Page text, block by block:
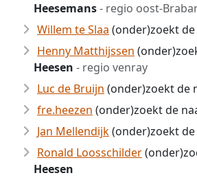
Heesemans- regio oost-
Willem te Slaa (onder)zoekt
Henny Matthijssen
Heesen - regio venray
Luc de Bruijn (onder)zoekt de
fre.heezen (onder)zoekt de
Jan Mellendijk(onder)zoekt
Ronald Loosschilder
Heesen